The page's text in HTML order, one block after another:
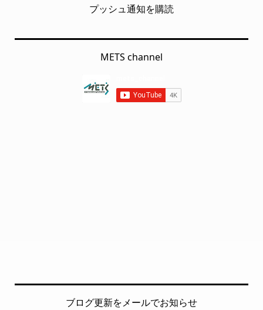
プッシュ通知を購読
METS channel
ブログ更新をメールでお知らせ